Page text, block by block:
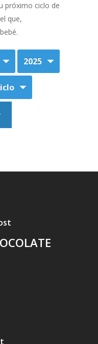
próximo ciclo de
que,